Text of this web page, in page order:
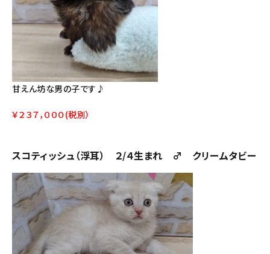
甘えん坊な男の子です♪
￥２３７，０００(税別）
スコティッシュ（浮耳） ２/４生まれ ♂ クリームタビー